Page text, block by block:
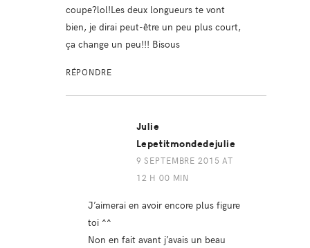
coupe?lol!Les deux longueurs te vont
bien, je dirai peut-être un peu plus court,
ça change un peu!!! Bisous
RÉPONDRE
Julie
Lepetitmondedejulie
9 SEPTEMBRE 2015 AT
12 H 00 MIN
J’aimerai en avoir encore plus figure
toi ^^
Non en fait avant j’avais un beau